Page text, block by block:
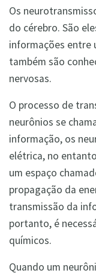
Os
do cérebro. São
informações entre
também são
nervosas.
O processo de
neurônios se
informação, os
elétrica, no
um espaço
propagação da
transmissão da
portanto, é
químicos.
Quando um